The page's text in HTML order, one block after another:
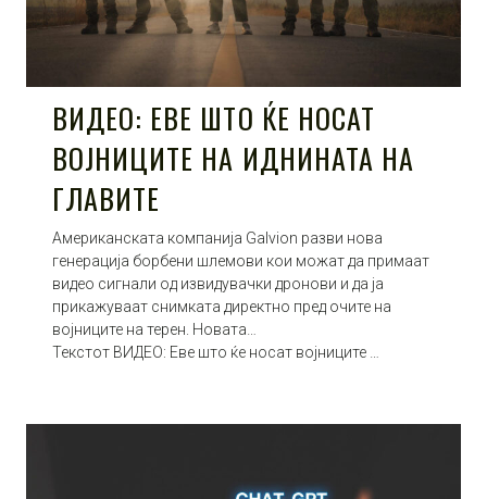
ВИДЕО: ЕВЕ ШТО ЌЕ НОСАТ
ВОЈНИЦИТЕ НА ИДНИНАТА НА
ГЛАВИТЕ
Американската компанија Galvion разви нова
генерација борбени шлемови кои можат да примаат
видео сигнали од извидувачки дронови и да ја
прикажуваат снимката директно пред очите на
војниците на терен. Новата…
Текстот ВИДЕО: Еве што ќе носат војниците …